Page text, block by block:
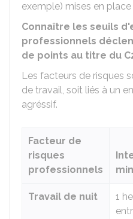
exemple) mises en
Connaître les seuils
professionnels
de points au titre du
Les facteurs de risques
de travail, soit liés à un
agréssif.
Facteur de
risques
professionnels
Travail de nuit
1